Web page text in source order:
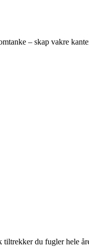
– skap vakre
tiltrekker du fugler hele